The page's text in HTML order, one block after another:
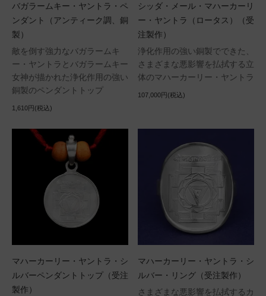
バガラームキー・ヤントラ・ペ
ンダント（アンティーク調、銅
製）
敵を倒す強力なバガラームキ
ー・ヤントラとバガラームキー
女神が描かれた浄化作用の強い
銅製のペンダントトップ
1,610円(税込)
シッダ・メール・マハーカーリ
ー・ヤントラ（ロータス）（受
注製作）
浄化作用の強い銅製でできた、
さまざまな悪影響を払拭する立
体のマハーカーリー・ヤントラ
107,000円(税込)
マハーカーリー・ヤントラ・シ
ルバーペンダントトップ（受注
製作）
マハーカーリー・ヤントラ・シ
ルバー・リング（受注製作）
さまざまな悪影響を払拭するカ